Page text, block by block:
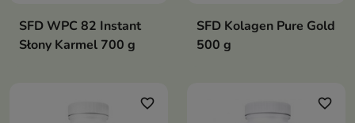
SFD WPC 82 Instant
Słony Karmel 700 g
SFD Kolagen Pure Gold
500 g
favorite_border favorite_border